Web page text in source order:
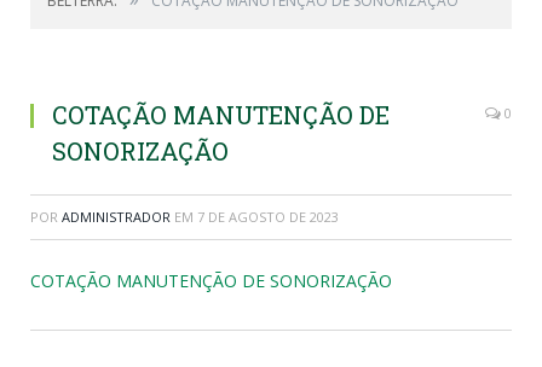
COTAÇÃO MANUTENÇÃO DE
SONORIZAÇÃO
0
POR ADMINISTRADOR EM 7 DE AGOSTO DE 2023
COTAÇÃO MANUTENÇÃO DE SONORIZAÇÃO